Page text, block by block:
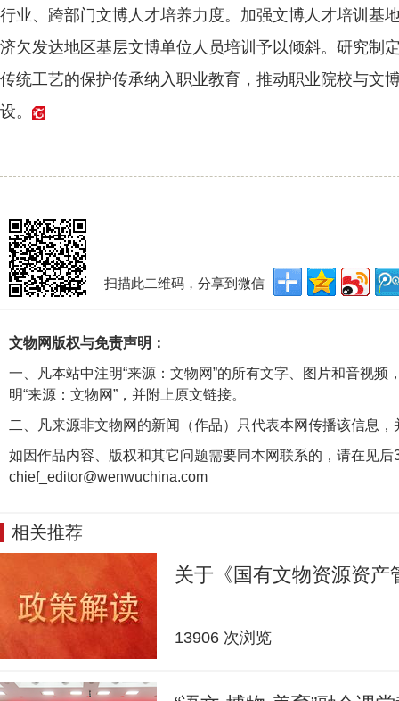
行业、跨部门文博人才培养力度。加强文博人才培训基
济欠发达地区基层文博单位人员培训予以倾斜。研究制
传统工艺的保护传承纳入职业教育，推动职业院校与文
设。
扫描此二维码，分享到微信
文物网版权与免责声明：
一、凡本站中注明“来源：文物网”的所有文字、图片和音视
明“来源：文物网”，并附上原文链接。
二、凡来源非文物网的新闻（作品）只代表本网传播该信息
如因作品内容、版权和其它问题需要同本网联系的，请在见后
chief_editor@wenwuchina.com
相关推荐
关于《国有文物资源资
13906 次浏览